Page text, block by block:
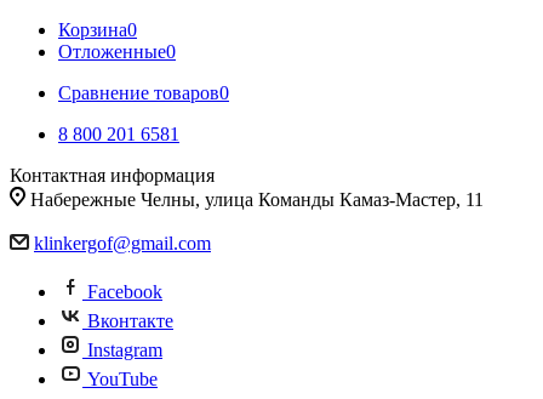
Корзина0
Отложенные0
Сравнение товаров0
8 800 201 6581
Контактная информация
Набережные Челны, улица Команды Камаз-Мастер, 11
klinkergof@gmail.com
Facebook
Вконтакте
Instagram
YouTube